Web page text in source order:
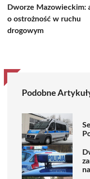
Dworze Mazowieckim:
o ostrożność w ruchu
drogowym
Podobne